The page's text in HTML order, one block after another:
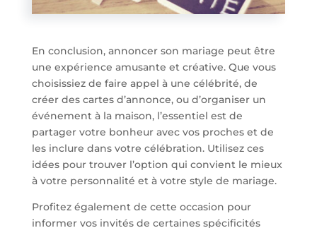
En conclusion, annoncer son mariage peut être
une expérience amusante et créative. Que vous
choisissiez de faire appel à une célébrité, de
créer des cartes d’annonce, ou d’organiser un
événement à la maison, l’essentiel est de
partager votre bonheur avec vos proches et de
les inclure dans votre célébration. Utilisez ces
idées pour trouver l’option qui convient le mieux
à votre personnalité et à votre style de mariage.
Profitez également de cette occasion pour
informer vos invités de certaines spécificités